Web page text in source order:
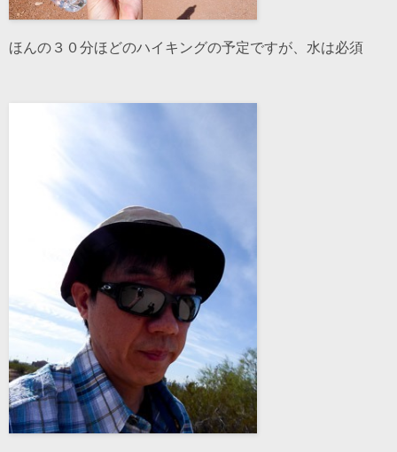
ほんの３０分ほどのハイキングの予定ですが、水は必須